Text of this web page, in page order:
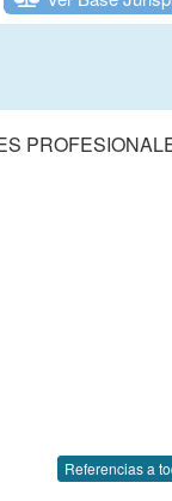
Referencias a